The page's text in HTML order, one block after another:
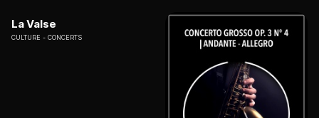
La Valse
CULTURE CONCERTS